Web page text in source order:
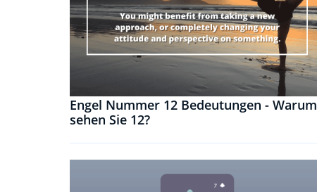
Engel Nummer 12 Bedeutungen - Warum
sehen Sie 12?